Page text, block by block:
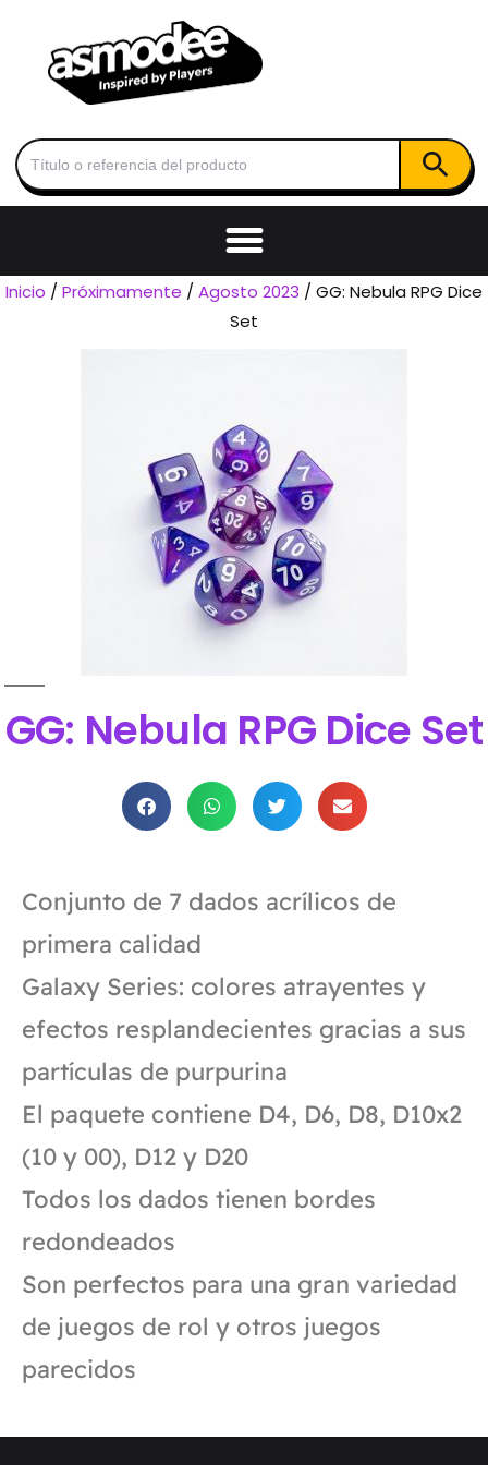
Buscar: Botón de
Inicio /Próximamente /Agosto 2023 / GG: Nebula RPG Dice
Set
GG: Nebula RPG Dice Set
Conjunto de 7 dados acrílicos de
primera calidad
Galaxy Series: colores atrayentes y
efectos resplandecientes gracias a sus
partículas de purpurina
El paquete contiene D4, D6, D8, D10x2
(10 y 00), D12 y D20
Todos los dados tienen bordes
redondeados
Son perfectos para una gran variedad
de juegos de rol y otros juegos
parecidos